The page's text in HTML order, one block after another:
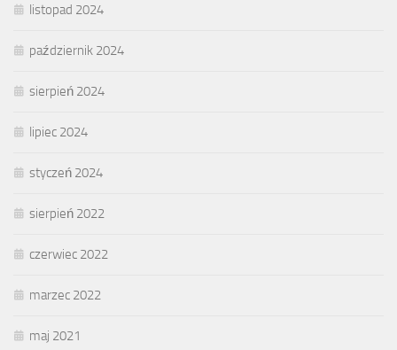
listopad 2024
październik 2024
sierpień 2024
lipiec 2024
styczeń 2024
sierpień 2022
czerwiec 2022
marzec 2022
maj 2021